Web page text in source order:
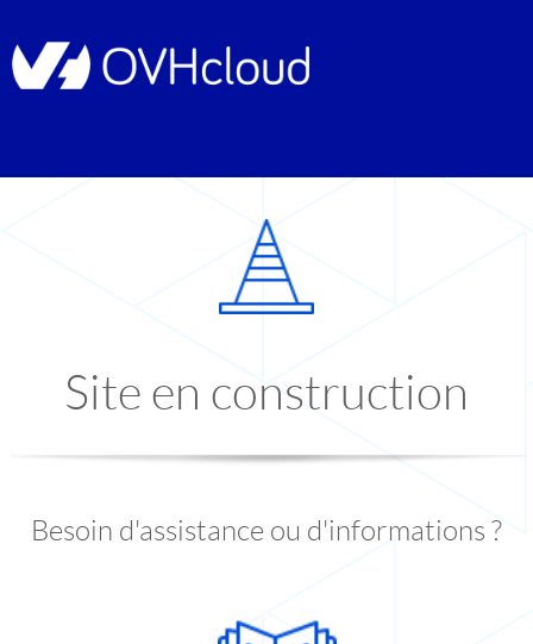
Site en construction
Besoin d'assistance ou d'informations ?